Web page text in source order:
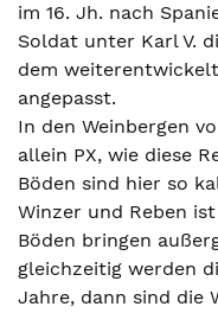
im 16. Jh. nach
Soldat unter Karl V.
dem
angepasst.
In den Weinbergen
allein PX, wie diese
Böden sind hier so
Winzer und Reben
Böden bringen
gleichzeitig werden
Jahre, dann sind die